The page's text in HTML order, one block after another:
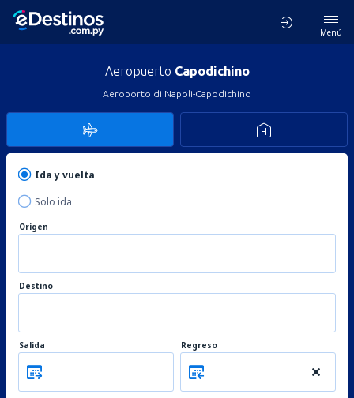
Menú
Aeropuerto Capodichino
Aeroporto di Napoli-Capodichino
Ida y vuelta
Solo ida
Origen
Destino
Salida Regreso